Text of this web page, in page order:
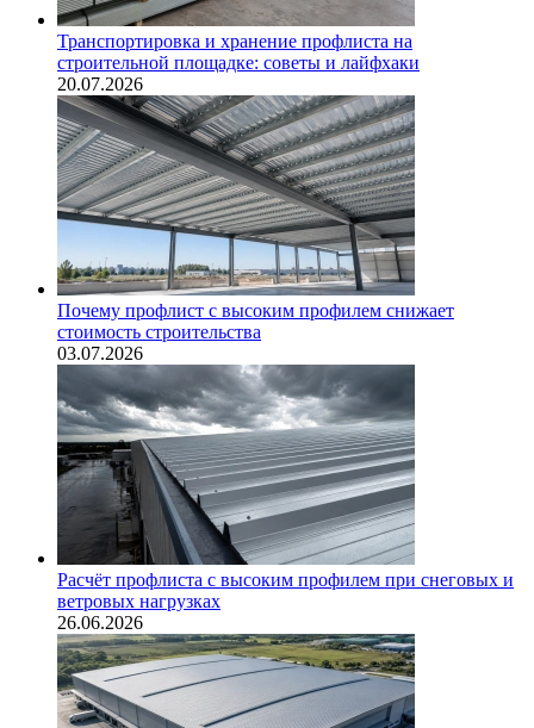
Транспортировка и хранение профлиста на
строительной площадке: советы и лайфхаки
20.07.2026
Почему профлист с высоким профилем снижает
стоимость строительства
03.07.2026
Расчёт профлиста с высоким профилем при снеговых и
ветровых нагрузках
26.06.2026